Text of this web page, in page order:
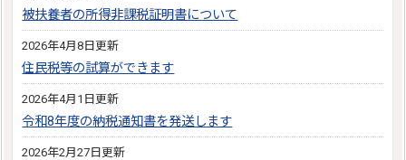
被扶養者の所得非課税証明書について
2026年4月8日更新
住民税等の試算ができます
2026年4月1日更新
令和8年度の納税通知書を発送します
2026年2月27日更新